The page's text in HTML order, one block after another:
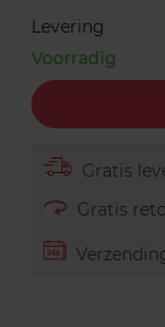
Levering
Voorradig
Gratis
Gratis